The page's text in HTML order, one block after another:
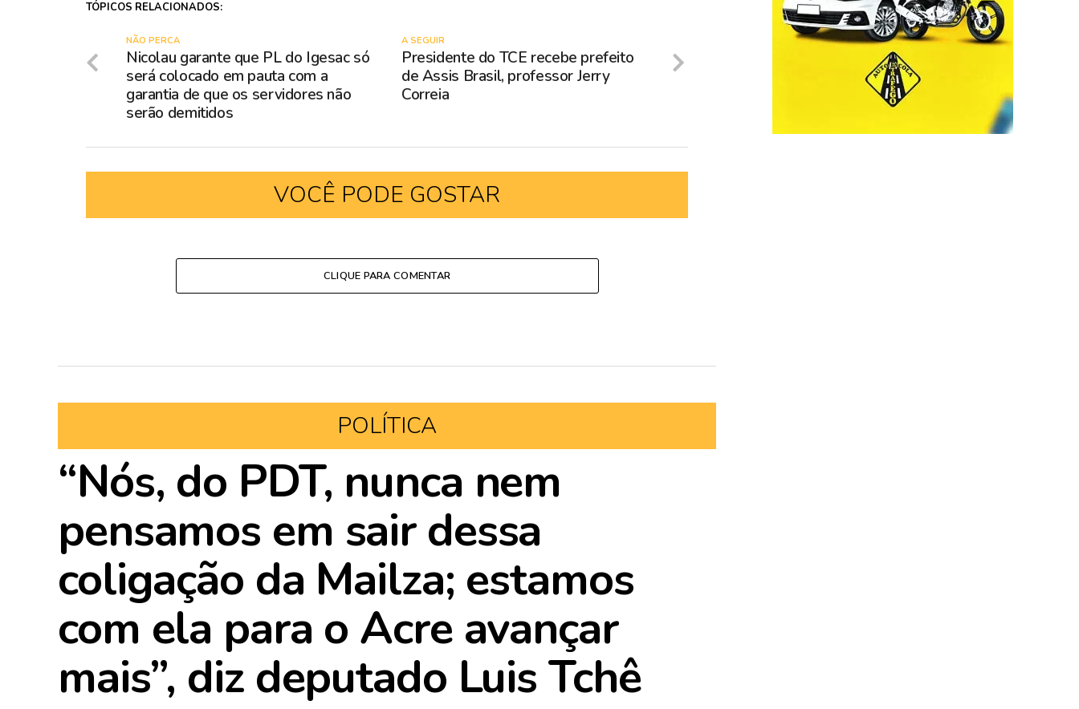
TÓPICOS RELACIONADOS:
A SEGUIR
Presidente do TCE recebe prefeito
de Assis Brasil, professor Jerry
Correia
NÃO PERCA
Nicolau garante que PL do Igesac só
será colocado em pauta com a
garantia de que os servidores não
serão demitidos
VOCÊ PODE GOSTAR
CLIQUE PARA COMENTAR
POLÍTICA
“Nós, do PDT, nunca nem
pensamos em sair dessa
coligação da Mailza; estamos
com ela para o Acre avançar
mais”, diz deputado Luis Tchê